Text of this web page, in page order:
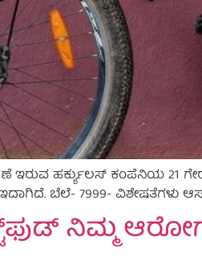
ಇರುವ ಹರ್ಕ್ಯುಲಸ್ ಕಂಪೆನಿಯ 21
ಬೆಲೆ- 7999- ವಿಶೇಷತೆಗಳು
ನಿಮ್ಮ